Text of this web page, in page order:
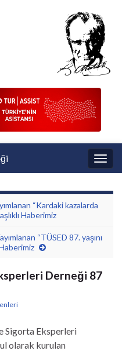
“Kardaki kazalarda
Haberimiz
“TÜSED 87. yaşını
Derneği 87
Sigorta Eksperleri
olarak kurulan